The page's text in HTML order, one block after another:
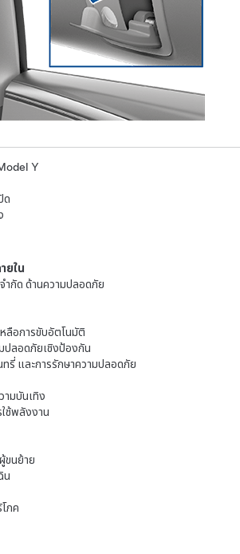
Y
ด
ยใน
ำกัด ด้านความปลอดภัย
ลือการขับอัตโนมัติ
ปลอดภัยเชิงป้องกัน
รี่ และการรักษาความปลอดภัย
ามบันเทิง
ใช้พลังงาน
ขนย้าย
น
ภค